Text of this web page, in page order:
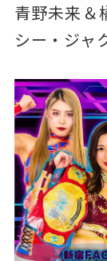
青野未来
シー・ジャ